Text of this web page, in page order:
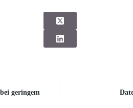
geringem